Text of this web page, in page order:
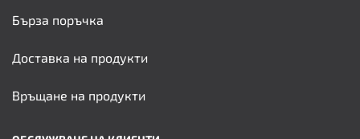
Бърза поръчка
Доставка на продукти
Връщане на продукти